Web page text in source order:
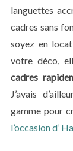
languettes
cadres sans
soyez en
votre déco,
cadres
J’avais
gamme pour
l’occasion d’